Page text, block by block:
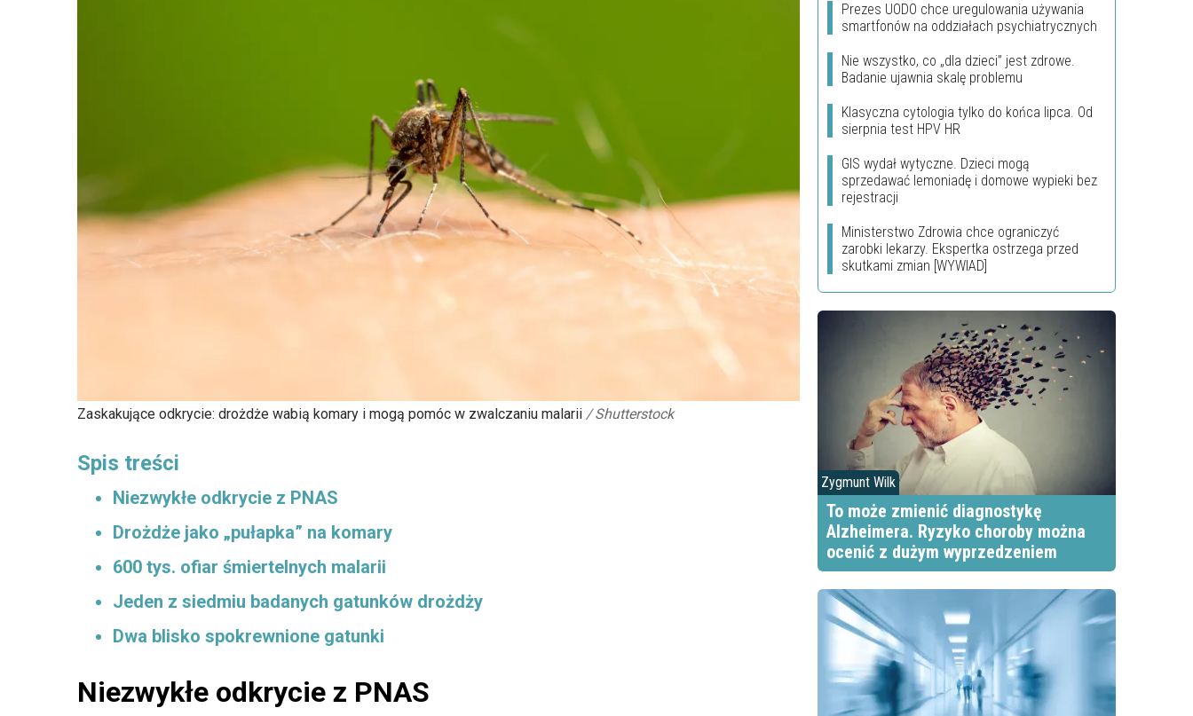
Zaskakujące odkrycie: drożdże wabią komary i mogą pomóc w zwalczaniu malarii / Shutterstock
Spis treści
Niezwykłe odkrycie z PNAS
Drożdże jako „pułapka” na komary
600 tys. ofiar śmiertelnych malarii
Jeden z siedmiu badanych gatunków drożdży
Dwa blisko spokrewnione gatunki
Niezwykłe odkrycie z PNAS
Prezes UODO chce uregulowania używania
smartfonów na oddziałach psychiatrycznych
Nie wszystko, co „dla dzieci” jest zdrowe.
Badanie ujawnia skalę problemu
Klasyczna cytologia tylko do końca lipca. Od
sierpnia test HPV HR
GIS wydał wytyczne. Dzieci mogą
sprzedawać lemoniadę i domowe wypieki bez
rejestracji
Ministerstwo Zdrowia chce ograniczyć
zarobki lekarzy. Ekspertka ostrzega przed
skutkami zmian [WYWIAD]
Zygmunt Wilk
To może zmienić diagnostykę
Alzheimera. Ryzyko choroby można
ocenić z dużym wyprzedzeniem